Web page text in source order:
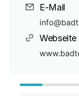
E-Mail
Webseite